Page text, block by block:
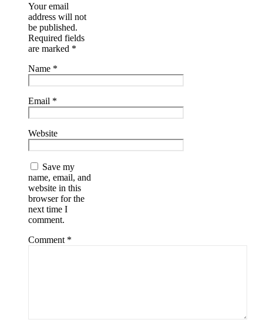
Your email
address will not
be published.
Required fields
are marked *
Name *
Email *
Website
Save my
name, email, and
website in this
browser for the
next time I
comment.
Comment *